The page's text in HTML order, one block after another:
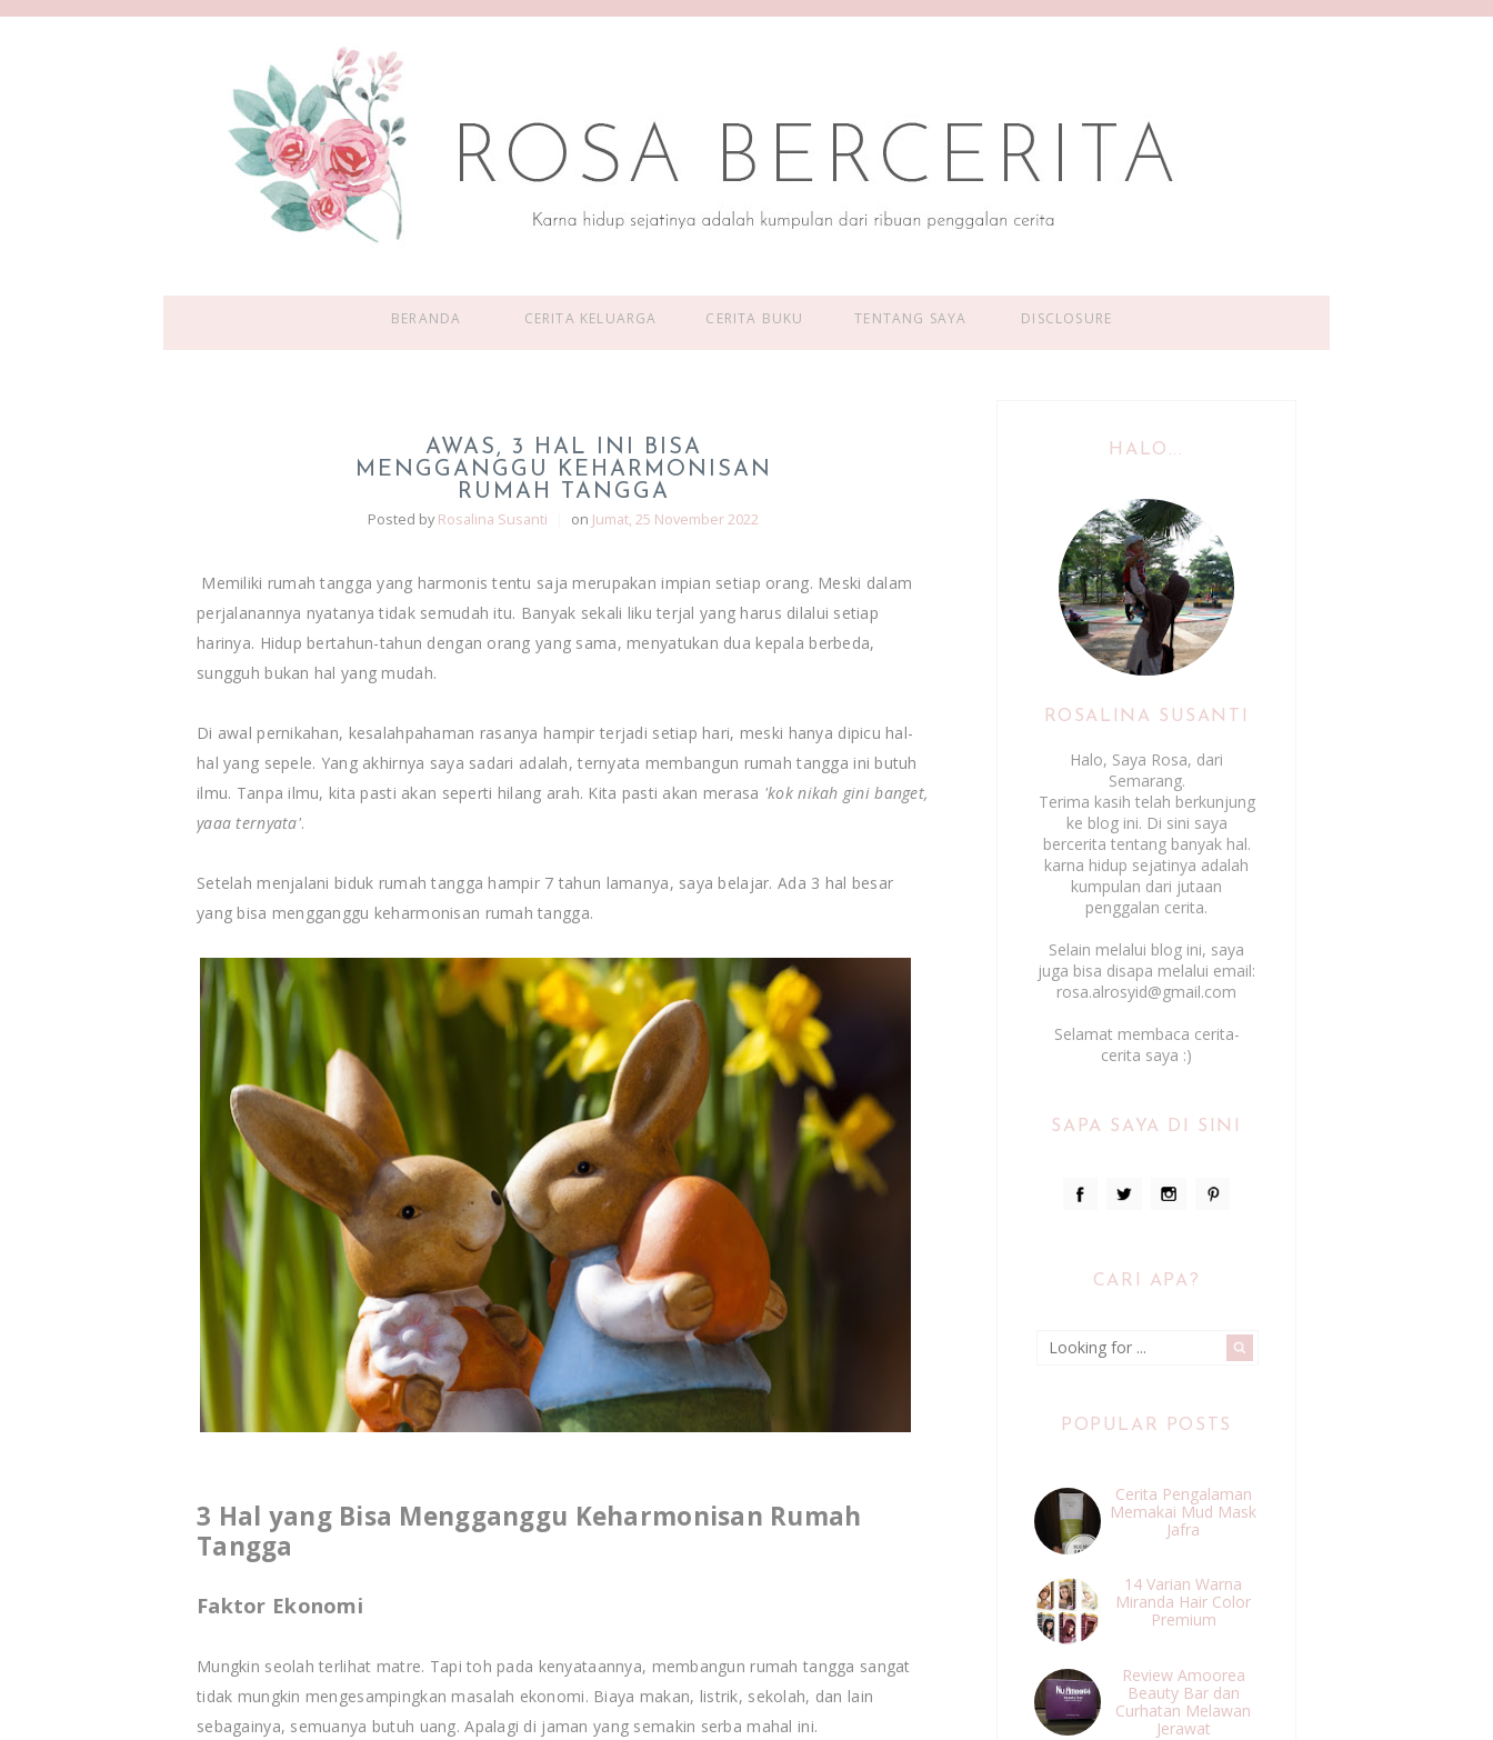
BERANDA CERITA KELUARGA CERITA BUKU TENTANG SAYA DISCLOSURE
AWAS, 3 HAL INI BISA
MENGGANGGU KEHARMONISAN
RUMAH TANGGA
Posted by Rosalina Susanti on Jumat, 25 November 2022
Memiliki rumah tangga yang harmonis tentu saja merupakan impian setiap orang. Meski dalam
perjalanannya nyatanya tidak semudah itu. Banyak sekali liku terjal yang harus dilalui setiap
harinya. Hidup bertahun-tahun dengan orang yang sama, menyatukan dua kepala berbeda,
sungguh bukan hal yang mudah.
Di awal pernikahan, kesalahpahaman rasanya hampir terjadi setiap hari, meski hanya dipicu hal-
hal yang sepele. Yang akhirnya saya sadari adalah, ternyata membangun rumah tangga ini butuh
ilmu. Tanpa ilmu, kita pasti akan seperti hilang arah. Kita pasti akan merasa 'kok nikah gini banget,
yaaa ternyata'.
Setelah menjalani biduk rumah tangga hampir 7 tahun lamanya, saya belajar. Ada 3 hal besar
yang bisa mengganggu keharmonisan rumah tangga.
3 Hal yang Bisa Mengganggu Keharmonisan Rumah
Tangga
Faktor Ekonomi
Mungkin seolah terlihat matre. Tapi toh pada kenyataannya, membangun rumah tangga sangat
tidak mungkin mengesampingkan masalah ekonomi. Biaya makan, listrik, sekolah, dan lain
sebagainya, semuanya butuh uang. Apalagi di jaman yang semakin serba mahal ini.
HALO...
ROSALINA SUSANTI
Halo, Saya Rosa, dari
Semarang.
Terima kasih telah berkunjung
ke blog ini. Di sini saya
bercerita tentang banyak hal.
karna hidup sejatinya adalah
kumpulan dari jutaan
penggalan cerita.
Selain melalui blog ini, saya
juga bisa disapa melalui email:
rosa.alrosyid@gmail.com
Selamat membaca cerita-
cerita saya :)
SAPA SAYA DI SINI
CARI APA?
POPULAR POSTS
Cerita Pengalaman
Memakai Mud Mask
Jafra
14 Varian Warna
Miranda Hair Color
Premium
Review Amoorea
Beauty Bar dan
Curhatan Melawan
Jerawat